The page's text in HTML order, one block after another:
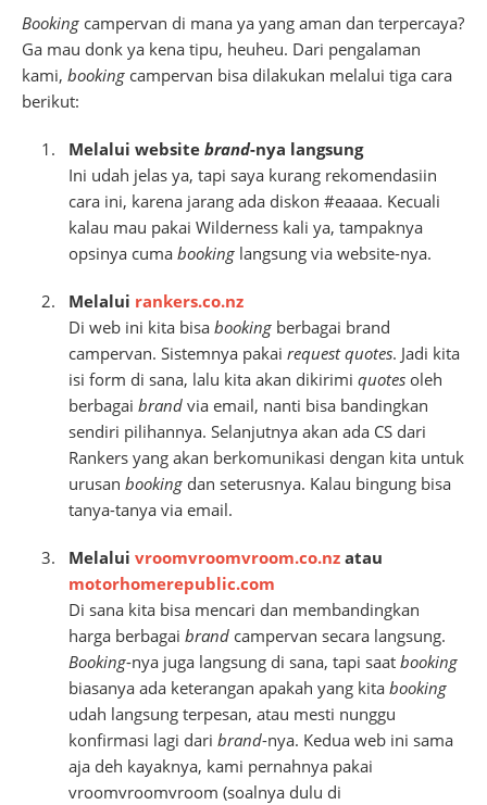
Booking campervan di mana ya yang aman dan terpercaya?
Ga mau donk ya kena tipu, heuheu. Dari pengalaman
kami, booking campervan bisa dilakukan melalui tiga cara
berikut:
Melalui website brand-nya langsung
Ini udah jelas ya, tapi saya kurang rekomendasiin
cara ini, karena jarang ada diskon #eaaaa. Kecuali
kalau mau pakai Wilderness kali ya, tampaknya
opsinya cuma booking langsung via website-nya.
Melalui rankers.co.nz
Di web ini kita bisa booking berbagai brand
campervan. Sistemnya pakai request quotes. Jadi kita
isi form di sana, lalu kita akan dikirimi quotes oleh
berbagai brand via email, nanti bisa bandingkan
sendiri pilihannya. Selanjutnya akan ada CS dari
Rankers yang akan berkomunikasi dengan kita untuk
urusan booking dan seterusnya. Kalau bingung bisa
tanya-tanya via email.
Melalui vroomvroomvroom.co.nz atau
motorhomerepublic.com
Di sana kita bisa mencari dan membandingkan
harga berbagai brand campervan secara langsung.
Booking-nya juga langsung di sana, tapi saat booking
biasanya ada keterangan apakah yang kita booking
udah langsung terpesan, atau mesti nunggu
konfirmasi lagi dari brand-nya. Kedua web ini sama
aja deh kayaknya, kami pernahnya pakai
vroomvroomvroom (soalnya dulu di